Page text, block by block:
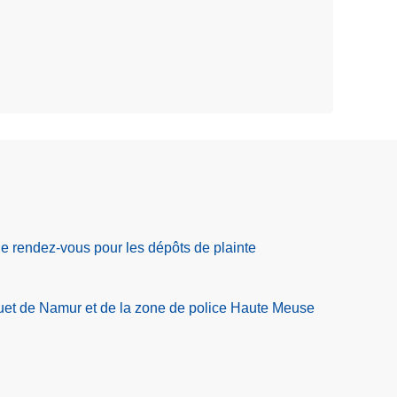
rendez-vous pour les dépôts de plainte
de Namur et de la zone de police Haute Meuse